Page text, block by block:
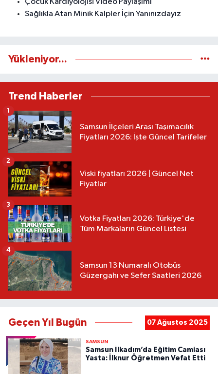
Çocuk Kardiyolojisi Video Paylaşımı
Sağlıkla Atan Minik Kalpler İçin Yanınızdayız
Yükleniyor...
Trend Haberler
Samsun İlçeleri Arası Taşımacılık
Fiyatları 2026: İşte Güncel Tarifeler
1
Viski fiyatları 2026 | Güncel Net
Fiyatlar
2
Votka Fiyatları 2026: Türkiye'de
Tüm Markaların Güncel Listesi
3
Samsun 13 Numaralı Otobüs
Güzergahı ve Sefer Saatleri 2026
4
Geçen Yıl Bugün 07 Ağustos 2025
SAMSUN
Samsun İlkadım’da Eğitim Camiası
Yasta: İlknur Öğretmen Vefat Etti